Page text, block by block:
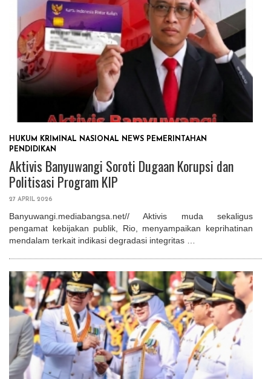
HUKUM KRIMINAL NASIONAL NEWS PEMERINTAHAN
PENDIDIKAN
Aktivis Banyuwangi Soroti Dugaan Korupsi dan
Politisasi Program KIP
27 APRIL 2026
Banyuwangi.mediabangsa.net// Aktivis muda sekaligus
pengamat kebijakan publik, Rio, menyampaikan keprihatinan
mendalam terkait indikasi degradasi integritas …